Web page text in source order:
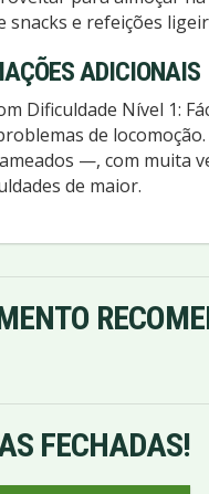
snacks e refeições
ADICIONAIS
Dificuldade Nível 1:
de
—, com muita
de maior.
FECHADAS!